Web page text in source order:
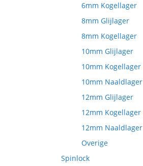
6mm Kogellager
8mm Glijlager
8mm Kogellager
10mm Glijlager
10mm Kogellager
10mm Naaldlager
12mm Glijlager
12mm Kogellager
12mm Naaldlager
Overige
Spinlock